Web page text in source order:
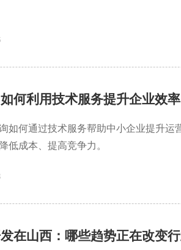
何利用技术服务提升企业效
如何通过技术服务帮助中小企业提升
低成本、提高竞争力。
在山西：哪些趋势正在改变